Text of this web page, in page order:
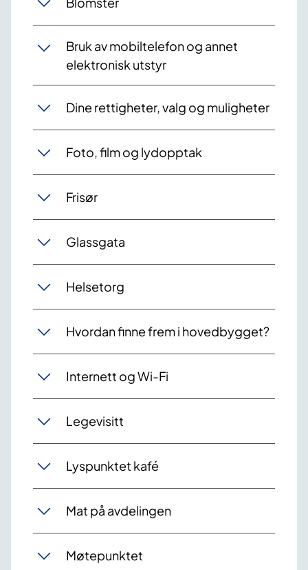
Bruk av mobiltelefon og annet
elektronisk utstyr
Dine rettigheter, valg og muligheter
Foto, film og lydopptak
Frisør
Glassgata
Helsetorg
Hvordan finne frem i hovedbygget?
Internett og Wi-Fi
Legevisitt
Lyspunktet kafé
Mat på avdelingen
Møtepunktet